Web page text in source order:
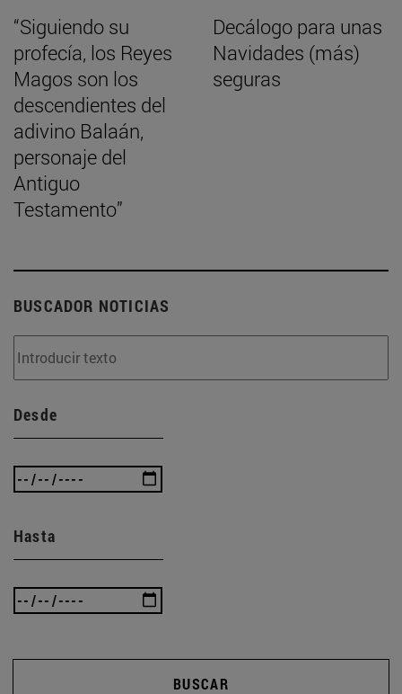
“Siguiendo su
profecía, los Reyes
Magos son los
descendientes del
adivino Balaán,
personaje del
Antiguo
Testamento”
Decálogo para unas
Navidades (más)
seguras
BUSCADOR NOTICIAS
Desde
Hasta
BUSCAR